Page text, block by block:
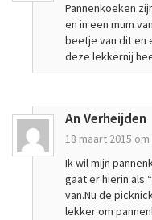
Pannenkoeken
en in een mum
beetje van dit en
deze lekkernij
An Verheijden
18 maart 2015 om
Ik wil mijn
gaat er hierin als
van.Nu de
lekker om